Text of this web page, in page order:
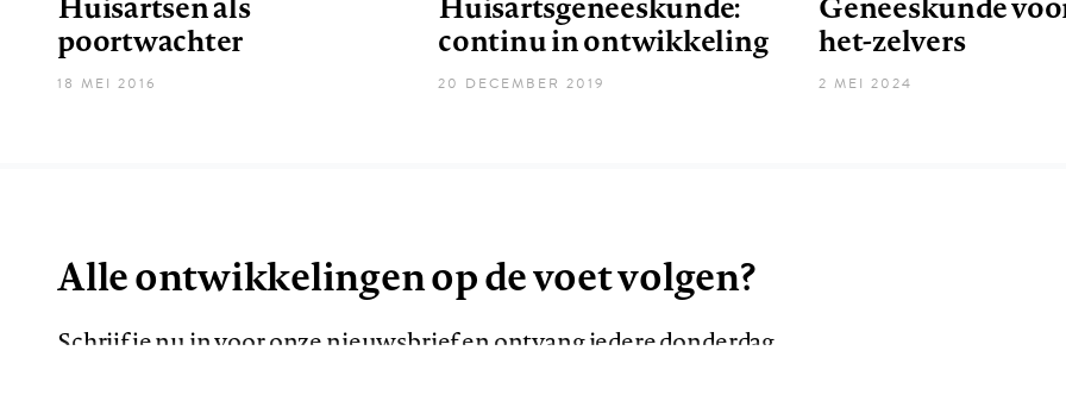
poortwachter
18 MEI 2016
continu in ontwikkeling
20 DECEMBER 2019
het-zelvers
2 MEI 2024
Alle ontwikkelingen op de voet volgen?
Schrijf je nu in voor onze nieuwsbrief en ontvang iedere donderdag